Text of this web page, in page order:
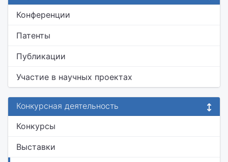
Конференции
Патенты
Публикации
Участие в научных проектах
Конкурсная деятельность
Конкурсы
Выставки